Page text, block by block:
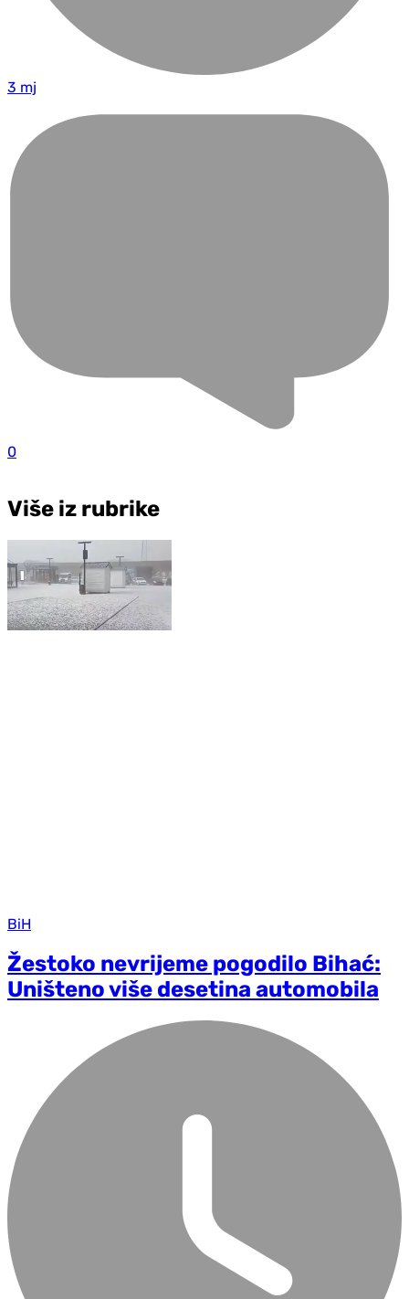
3 mj
0
Više iz rubrike
BiH
Žestoko nevrijeme pogodilo Bihać:
Uništeno više desetina automobila